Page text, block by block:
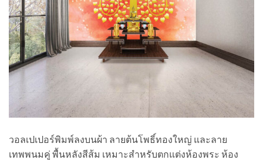
วอลเปเปอร์พิมพ์ลงบนผ้า ลายต้นโพธิ์ทองใหญ่ และลาย
เทพพนมคู่ พื้นหลังสีส้ม เหมาะสำหรับตกแต่งห้องพระ ห้อง